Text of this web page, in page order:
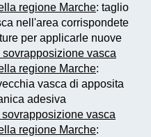
regione Marche: taglio
nell'area corrispondete
per applicarle nuove
vasca
regione Marche:
vasca di apposita
adesiva
vasca
regione Marche: